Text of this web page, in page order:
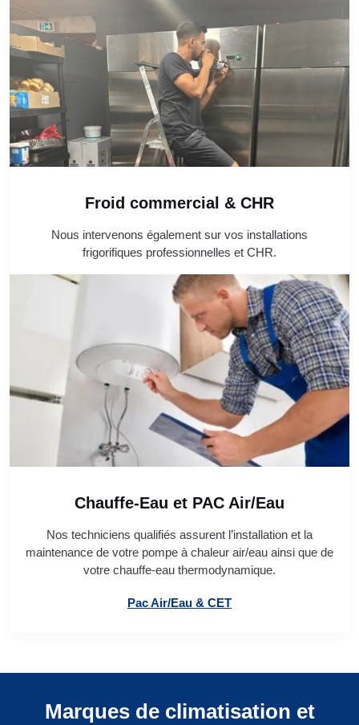
Froid commercial & CHR
Nous intervenons également sur vos installations
frigorifiques professionnelles et CHR.
Chauffe-Eau et PAC Air/Eau
Nos techniciens qualifiés assurent l’installation et la
maintenance de votre pompe à chaleur air/eau ainsi que de
votre chauffe-eau thermodynamique.
Pac Air/Eau & CET
Marques de climatisation et